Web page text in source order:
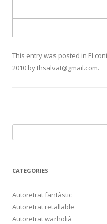
This entry was posted in El
2010 bythsalvat@gmail.com.
e
c
CATEGORIES
Autoretrat fantàstic
Autoretrat retallable
Autoretrat warholià